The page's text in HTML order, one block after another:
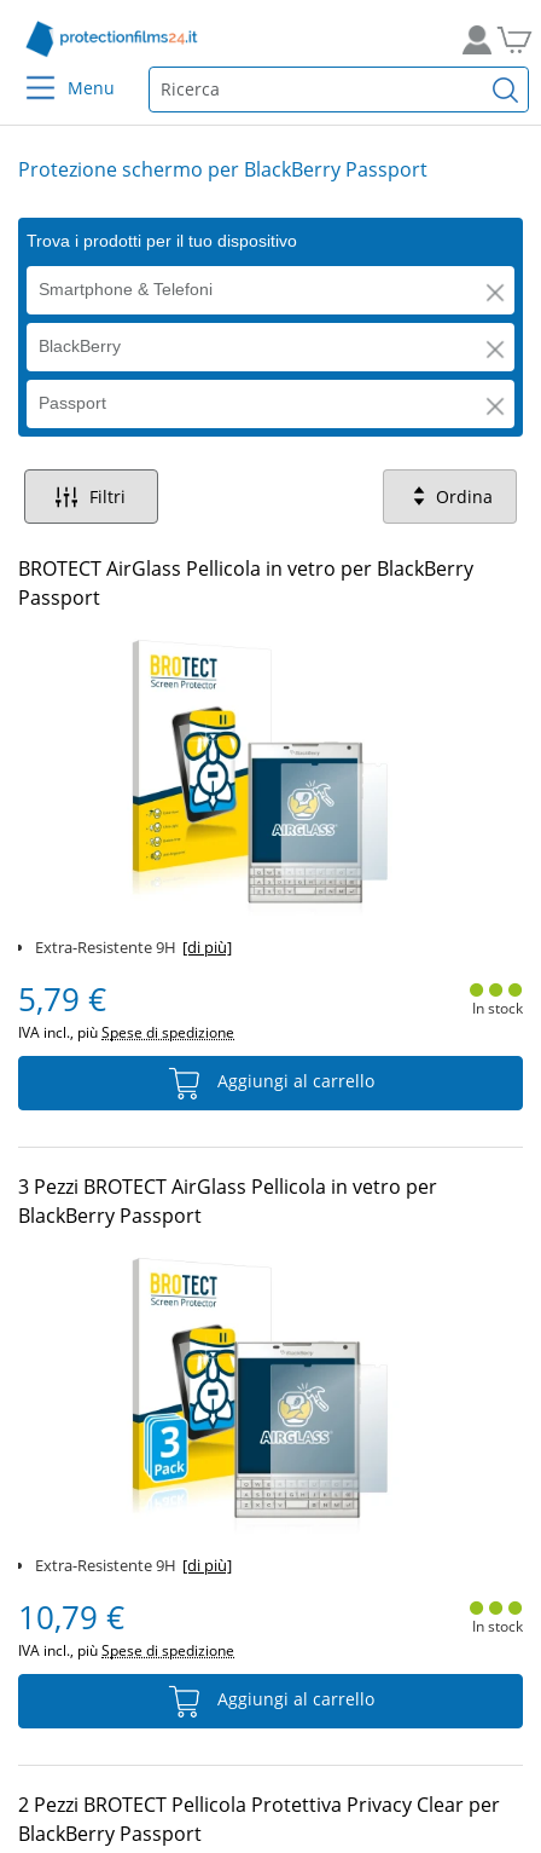
Menu
Protezione schermo per BlackBerry Passport
Trova i prodotti per il tuo dispositivo
Smartphone & Telefoni
BlackBerry
Passport
Filtri Ordina
BROTECT AirGlass Pellicola in vetro per BlackBerry
Passport
Extra-Resistente 9H [di più]
5,79 €
IVA incl., piùSpese di spedizione
In stock
Aggiungi al carrello
3 Pezzi BROTECT AirGlass Pellicola in vetro per
BlackBerry Passport
Extra-Resistente 9H [di più]
10,79 €
IVA incl., piùSpese di spedizione
In stock
Aggiungi al carrello
2 Pezzi BROTECT Pellicola Protettiva Privacy Clear per
BlackBerry Passport